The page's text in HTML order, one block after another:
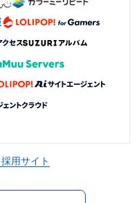
採用サイト